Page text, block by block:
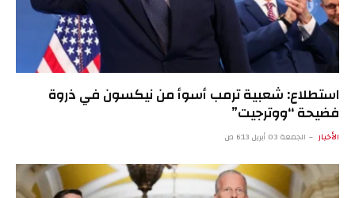
استطلاع: شعبية ترمب أسوأ من نيكسون في ذروة
فضيحة “ووترجيت”
الأخبار الجمعة 03 أبريل 6:13 ص